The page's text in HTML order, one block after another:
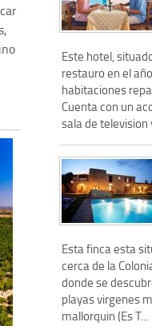
Este hotel,
restauro en el
habitaciones
Cuenta con un
sala de television
Esta finca esta
cerca de la
donde se
playas virgenes
mallorquin (Es T...